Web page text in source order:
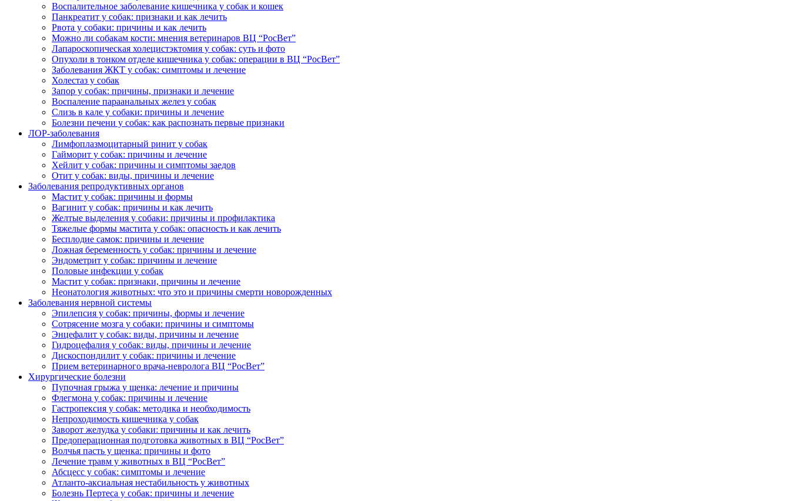
Воспалительное заболевание кишечника у собак и кошек
Панкреатит у собак: признаки и как лечить
Рвота у собаки: причины и как лечить
Можно ли собакам кости: мнения ветеринаров ВЦ “РосВет”
Лапароскопическая холецистэктомия у собак: суть и фото
Опухоли в тонком отделе кишечника у собак: операции в ВЦ “РосВет”
Заболевания ЖКТ у собак: симптомы и лечение
Холестаз у собак
Запор у собак: причины, признаки и лечение
Воспаление параанальных желез у собак
Слизь в кале у собаки: причины и лечение
Болезни печени у собак: как распознать первые признаки
ЛОР-заболевания
Лимфоплазмоцитарный ринит у собак
Гайморит у собак: причины и лечение
Хейлит у собак: причины и симптомы заедов
Отит у собак: виды, причины и лечение
Заболевания репродуктивных органов
Мастит у собак: причины и формы
Вагинит у собак: причины и как лечить
Желтые выделения у собаки: причины и профилактика
Тяжелые формы мастита у собак: опасность и как лечить
Бесплодие самок: причины и лечение
Ложная беременность у собак: причины и лечение
Эндометрит у собак: причины и лечение
Половые инфекции у собак
Мастит у собак: признаки, причины и лечение
Неонатология животных: что это и причины смерти новорожденных
Заболевания нервной системы
Эпилепсия у собак: причины, формы и лечение
Сотрясение мозга у собаки: причины и симптомы
Энцефалит у собак: виды, причины и лечение
Гидроцефалия у собак: виды, причины и лечение
Дискоспондилит у собак: причины и лечение
Прием ветеринарного врача-невролога ВЦ “РосВет”
Хирургические болезни
Пупочная грыжа у щенка: лечение и причины
Флегмона у собак: причины и лечение
Гастропексия у собак: методика и необходимость
Непроходимость кишечника у собак
Заворот желудка у собаки: причины и как лечить
Предоперационная подготовка животных в ВЦ “РосВет”
Волчья пасть у щенка: причины и фото
Лечение травм у животных в ВЦ “РосВет”
Абсцесс у собак: симптомы и лечение
Атланто-аксиальная нестабильность у животных
Болезнь Пертеса у собак: причины и лечение